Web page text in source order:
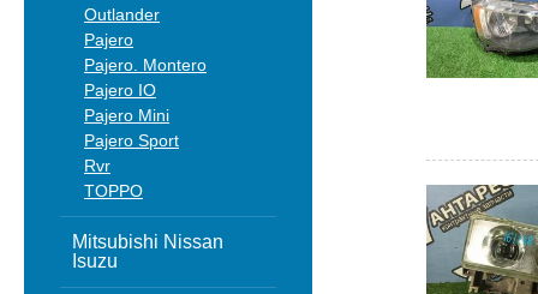
Outlander
Pajero
Pajero. Montero
Pajero IO
Pajero Mini
Pajero Sport
Rvr
TOPPO
Mitsubishi Nissan
Isuzu